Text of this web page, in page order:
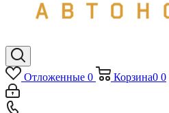
Отложенные 0 Корзина0 0